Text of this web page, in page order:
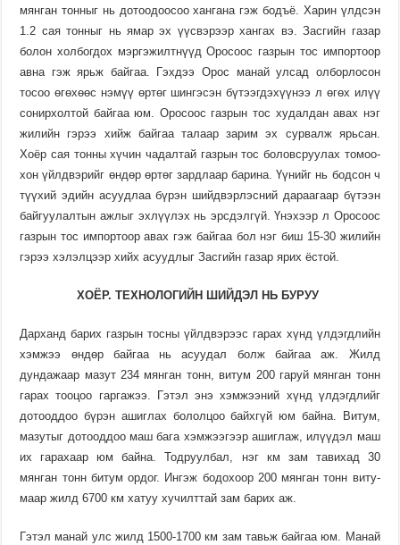
мянган тон­ныг нь дотоо­­­доосоо хангана гэж бодъё. Харин үлдсэн
1.2 сая тон­ныг нь ямар эх үүсвэ­рээр хангах вэ. Засгийн газар
болон холбогдох мэргэжилтнүүд Оро­соос газрын тос импортоор
авна гэж ярьж байгаа. Гэхдээ Орос манай улсад олборлосон
тосоо өгөхөөс нэмүү өртөг шингэсэн бүтээгдэхүүнээ л өгөх илүү
сонир­холтой байгаа юм. Оросоос газрын тос худалдан авах нэг
жилийн гэрээ хийж байгаа талаар зарим эх сурвалж ярьсан.
Хоёр сая тонны хүчин чадалтай газрын тос боловсруулах томоо­
хон үйлд­вэрийг өндөр өртөг зард­лаар барина. Үүнийг нь бодсон ч
түү­хий эдийн асууд­лаа бүрэн шийд­вэрлэсний дараа­гаар бүтээн
байгуулалтын ажлыг эхлүү­лэх нь эрсдэлгүй. Үнэхээр л Оро­соос
газрын тос импортоор авах гэж байгаа бол нэг биш 15-30 жилийн
гэрээ хэлэлцээр хийх асууд­лыг Засгийн газар ярих ёстой.
ХОЁР.ТЕХНОЛОГИЙН ШИЙДЭЛ НЬ БУРУУ
Дарханд барих газрын тосны үйлдвэрээс гарах хүнд үлдэгдлийн
хэмжээ өндөр байгаа нь асуудал болж байгаа аж. Жилд
дундажаар мазут 234 мянган тонн, витум 200 гаруй мянган тонн
гарах тооцоо гаргажээ. Гэтэл энэ хэмжээний хүнд үлдэгдлийг
дотооддоо бүрэн ашиг­лах бололцоо байхгүй юм байна. Витум,
мазутыг дотооддоо маш бага хэмжээгээр ашиглаж, илүүдэл маш
их гарахаар юм бай­на. Тод­руул­бал, нэг км зам тави­хад 30
мянган тонн битум ордог. Ингэж бодохоор 200 мянган тонн виту­
маар жилд 6700 км хатуу хучилттай зам барих аж.
Гэтэл манай улс жилд 1500-1700 км зам тавьж байгаа юм. Манай